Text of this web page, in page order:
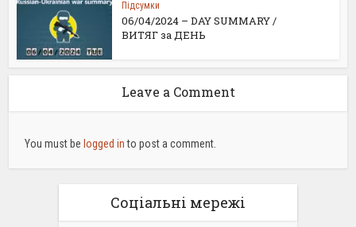
Підсумки
06/04/2024 – DAY SUMMARY /
ВИТЯГ за ДЕНЬ
Leave a Comment
You must be logged into post a comment.
Соціальні мережі